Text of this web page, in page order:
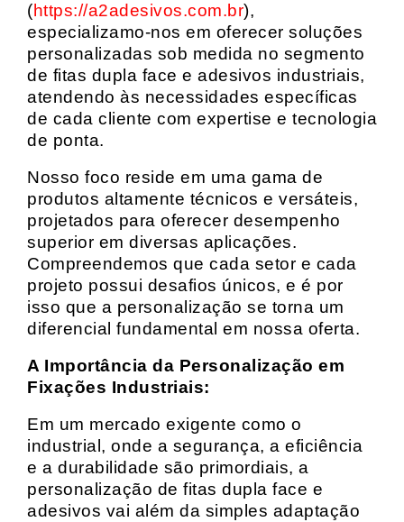
(https://a2adesivos.com.br),
especializamo-nos em oferecer soluções
personalizadas sob medida no segmento
de fitas dupla face e adesivos industriais,
atendendo às necessidades específicas
de cada cliente com expertise e tecnologia
de ponta.
Nosso foco reside em uma gama de
produtos altamente técnicos e versáteis,
projetados para oferecer desempenho
superior em diversas aplicações.
Compreendemos que cada setor e cada
projeto possui desafios únicos, e é por
isso que a personalização se torna um
diferencial fundamental em nossa oferta.
A Importância da Personalização em
Fixações Industriais:
Em um mercado exigente como o
industrial, onde a segurança, a eficiência
e a durabilidade são primordiais, a
personalização de fitas dupla face e
adesivos vai além da simples adaptação